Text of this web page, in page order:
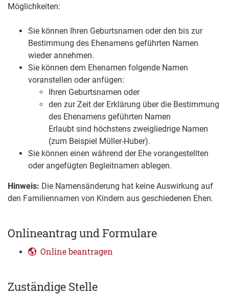
Möglichkeiten:
Sie können Ihren Geburtsnamen oder den bis zur
Bestimmung des Ehenamens geführten Namen
wieder annehmen.
Sie können dem Ehenamen folgende Namen
voranstellen oder anfügen:
Ihren Geburtsnamen oder
den zur Zeit der Erklärung über die Bestimmung
des Ehenamens geführten Namen
Erlaubt sind höchstens zweigliedrige Namen
(zum Beispiel Müller-Huber).
Sie können einen während der Ehe vorangestellten
oder angefügten Begleitnamen ablegen.
Hinweis: Die Namensänderung hat keine Auswirkung auf
den Familiennamen von Kindern aus geschiedenen Ehen.
Onlineantrag und Formulare
Online beantragen
Zuständige Stelle